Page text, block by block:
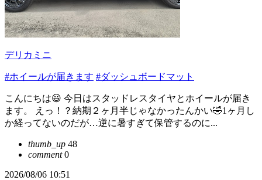
デリカミニ
#ホイールが届きます #ダッシュボードマット
こんにちは😃 今日はスタッドレスタイヤとホイールが届き
ます。 えっ！？納期２ヶ月半じゃなかったんかい🤣1ヶ月し
か経ってないのだが…逆に暑すぎて保管するのに...
thumb_up 48
comment0
2026/08/06 10:51